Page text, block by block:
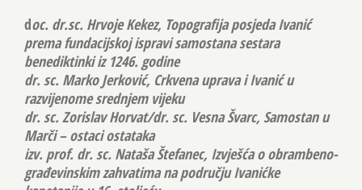
doc. dr.sc. Hrvoje Kekez, Topografija posjeda Ivanić
prema fundacijskoj ispravi samostana sestara
benediktinki iz 1246. godine
dr. sc. Marko Jerković, Crkvena uprava i Ivanić u
razvijenome srednjem vijeku
dr. sc. Zorislav Horvat/dr. sc. Vesna Švarc, Samostan u
Marči – ostaci ostataka
izv. prof. dr. sc. Nataša Štefanec, Izvješća o obrambeno-
građevinskim zahvatima na području Ivanićke